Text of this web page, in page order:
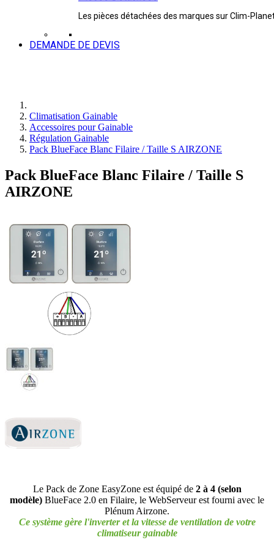
Les pièces détachées des marques sur Clim-
DEMANDE DE DEVIS
Climatisation Gainable
Accessoires pour Gainable
Régulation Gainable
Pack BlueFace Blanc Filaire / Taille S AIRZONE
Pack BlueFace Blanc Filaire / Taille S
AIRZONE
Le Pack de Zone EasyZone est équipé de 2 à 4 (selon
modèle) BlueFace 2.0 en Filaire, le WebServeur est fourni avec le
Plénum Airzone.
Ce système gère l'inverter et la vitesse de ventilation de votre
climatiseur gainable